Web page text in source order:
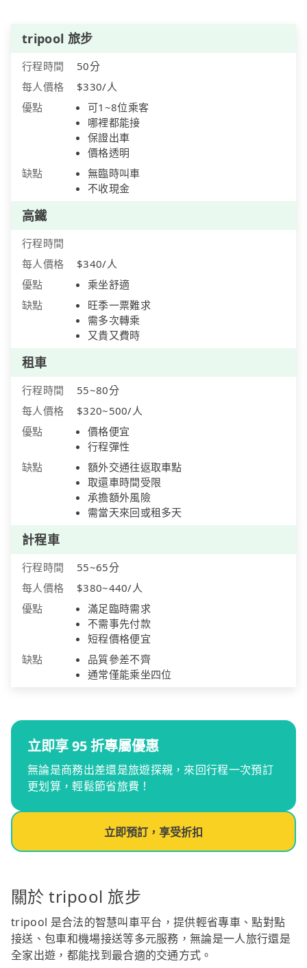
tripool 旅步
行程時間
50分
每人價格
$330/人
優點
可1~8位乘客
哪裡都能接
保證出車
價格透明
缺點
無臨時叫車
不收現金
高鐵
行程時間
每人價格
$340/人
優點
乘坐舒適
缺點
旺季一票難求
需多次轉乘
又貴又費時
租車
行程時間
55~80分
每人價格
$320~500/人
優點
價格便宜
行程彈性
缺點
額外交通往返取車點
取還車時間受限
承擔額外風險
需當天來回或租多天
計程車
行程時間
55~65分
每人價格
$380~440/人
優點
滿足臨時需求
不需事先付款
短程價格便宜
缺點
品質參差不齊
通常僅能乘坐四位
立即享 95 折專屬優惠
無論是商務出差還是旅遊探親，來回行程一次預訂
更划算，輕鬆節省旅費！
立即預訂，享受折扣
關於 tripool 旅步
tripool 是合法的智慧叫車平台，提供輕省專車、點對點
接送、包車和機場接送等多元服務，無論是一人旅行還是
全家出遊，都能找到最合適的交通方式。